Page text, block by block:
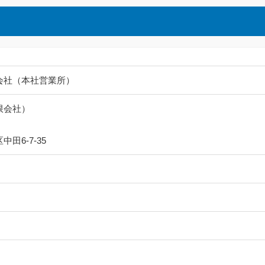
（本社営業所）
社）
中田6-7-35